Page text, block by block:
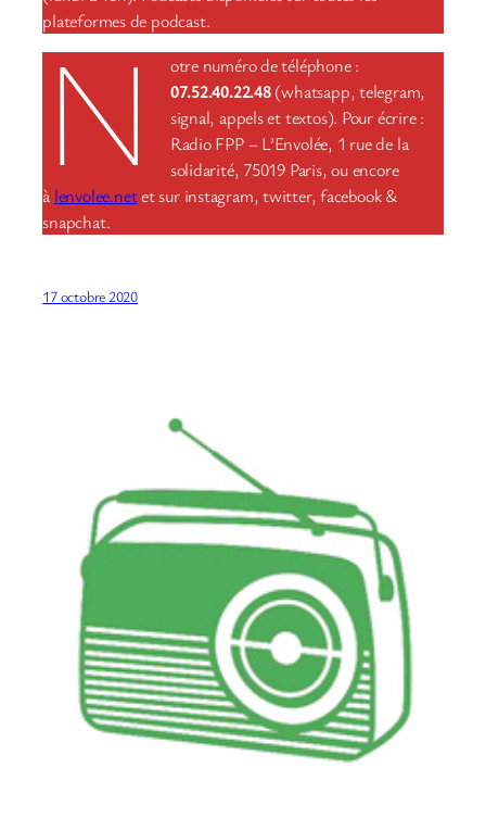
plateformes de podcast.
N
otre numéro de téléphone :
07.52.40.22.48(whatsapp, telegram,
signal, appels et textos). Pour écrire :
Radio FPP – L’Envolée, 1 rue de la
solidarité, 75019 Paris, ou encore
à lenvolee.netet sur instagram, twitter, facebook &
snapchat.
17 octobre 2020